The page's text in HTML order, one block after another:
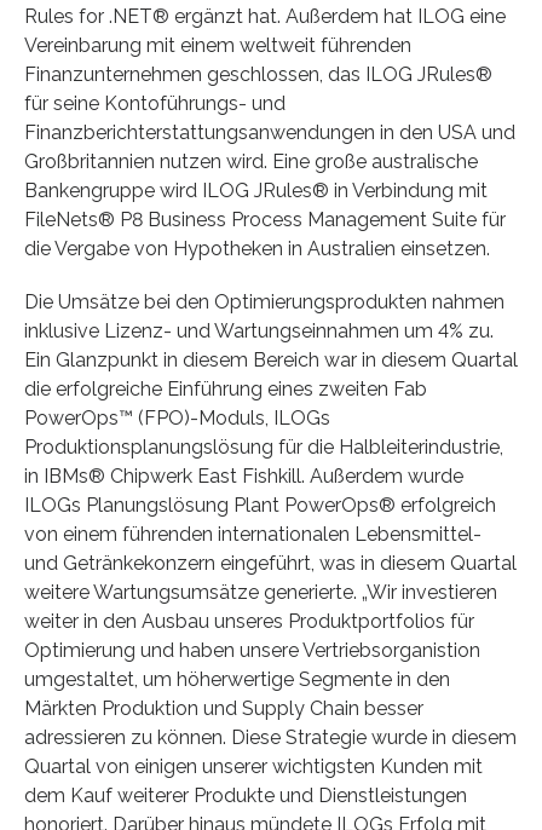
Rules for .NET® ergänzt hat. Außerdem hat ILOG eine
Vereinbarung mit einem weltweit führenden
Finanzunternehmen geschlossen, das ILOG JRules®
für seine Kontoführungs- und
Finanzberichterstattungsanwendungen in den USA und
Großbritannien nutzen wird. Eine große australische
Bankengruppe wird ILOG JRules® in Verbindung mit
FileNets® P8 Business Process Management Suite für
die Vergabe von Hypotheken in Australien einsetzen.
Die Umsätze bei den Optimierungsprodukten nahmen
inklusive Lizenz- und Wartungseinnahmen um 4% zu.
Ein Glanzpunkt in diesem Bereich war in diesem Quartal
die erfolgreiche Einführung eines zweiten Fab
PowerOps™ (FPO)-Moduls, ILOGs
Produktionsplanungslösung für die Halbleiterindustrie,
in IBMs® Chipwerk East Fishkill. Außerdem wurde
ILOGs Planungslösung Plant PowerOps® erfolgreich
von einem führenden internationalen Lebensmittel-
und Getränkekonzern eingeführt, was in diesem Quartal
weitere Wartungsumsätze generierte. „Wir investieren
weiter in den Ausbau unseres Produktportfolios für
Optimierung und haben unsere Vertriebsorganistion
umgestaltet, um höherwertige Segmente in den
Märkten Produktion und Supply Chain besser
adressieren zu können. Diese Strategie wurde in diesem
Quartal von einigen unserer wichtigsten Kunden mit
dem Kauf weiterer Produkte und Dienstleistungen
honoriert. Darüber hinaus mündete ILOGs Erfolg mit